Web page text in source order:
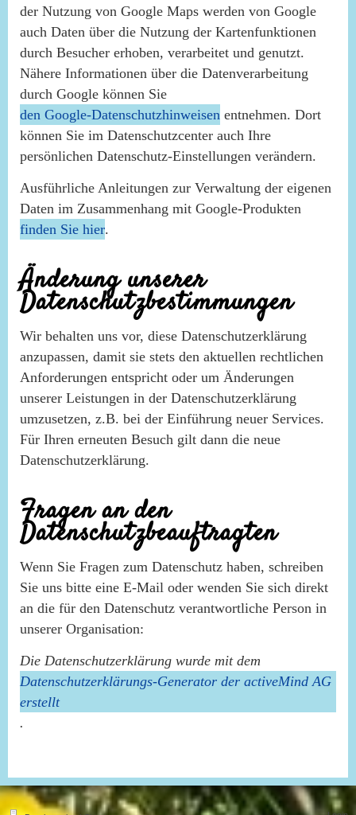
der Nutzung von Google Maps werden von Google
auch Daten über die Nutzung der Kartenfunktionen
durch Besucher erhoben, verarbeitet und genutzt.
Nähere Informationen über die Datenverarbeitung
durch Google können Sie
den Google-Datenschutzhinweisen entnehmen. Dort
können Sie im Datenschutzcenter auch Ihre
persönlichen Datenschutz-Einstellungen verändern.
Ausführliche Anleitungen zur Verwaltung der eigenen
Daten im Zusammenhang mit Google-Produkten
finden Sie hier.
Änderung unserer
Datenschutzbestimmungen
Wir behalten uns vor, diese Datenschutzerklärung
anzupassen, damit sie stets den aktuellen rechtlichen
Anforderungen entspricht oder um Änderungen
unserer Leistungen in der Datenschutzerklärung
umzusetzen, z.B. bei der Einführung neuer Services.
Für Ihren erneuten Besuch gilt dann die neue
Datenschutzerklärung.
Fragen an den
Datenschutzbeauftragten
Wenn Sie Fragen zum Datenschutz haben, schreiben
Sie uns bitte eine E-Mail oder wenden Sie sich direkt
an die für den Datenschutz verantwortliche Person in
unserer Organisation:
Die Datenschutzerklärung wurde mit dem
Datenschutzerklärungs-Generator der activeMind AG
erstellt
.